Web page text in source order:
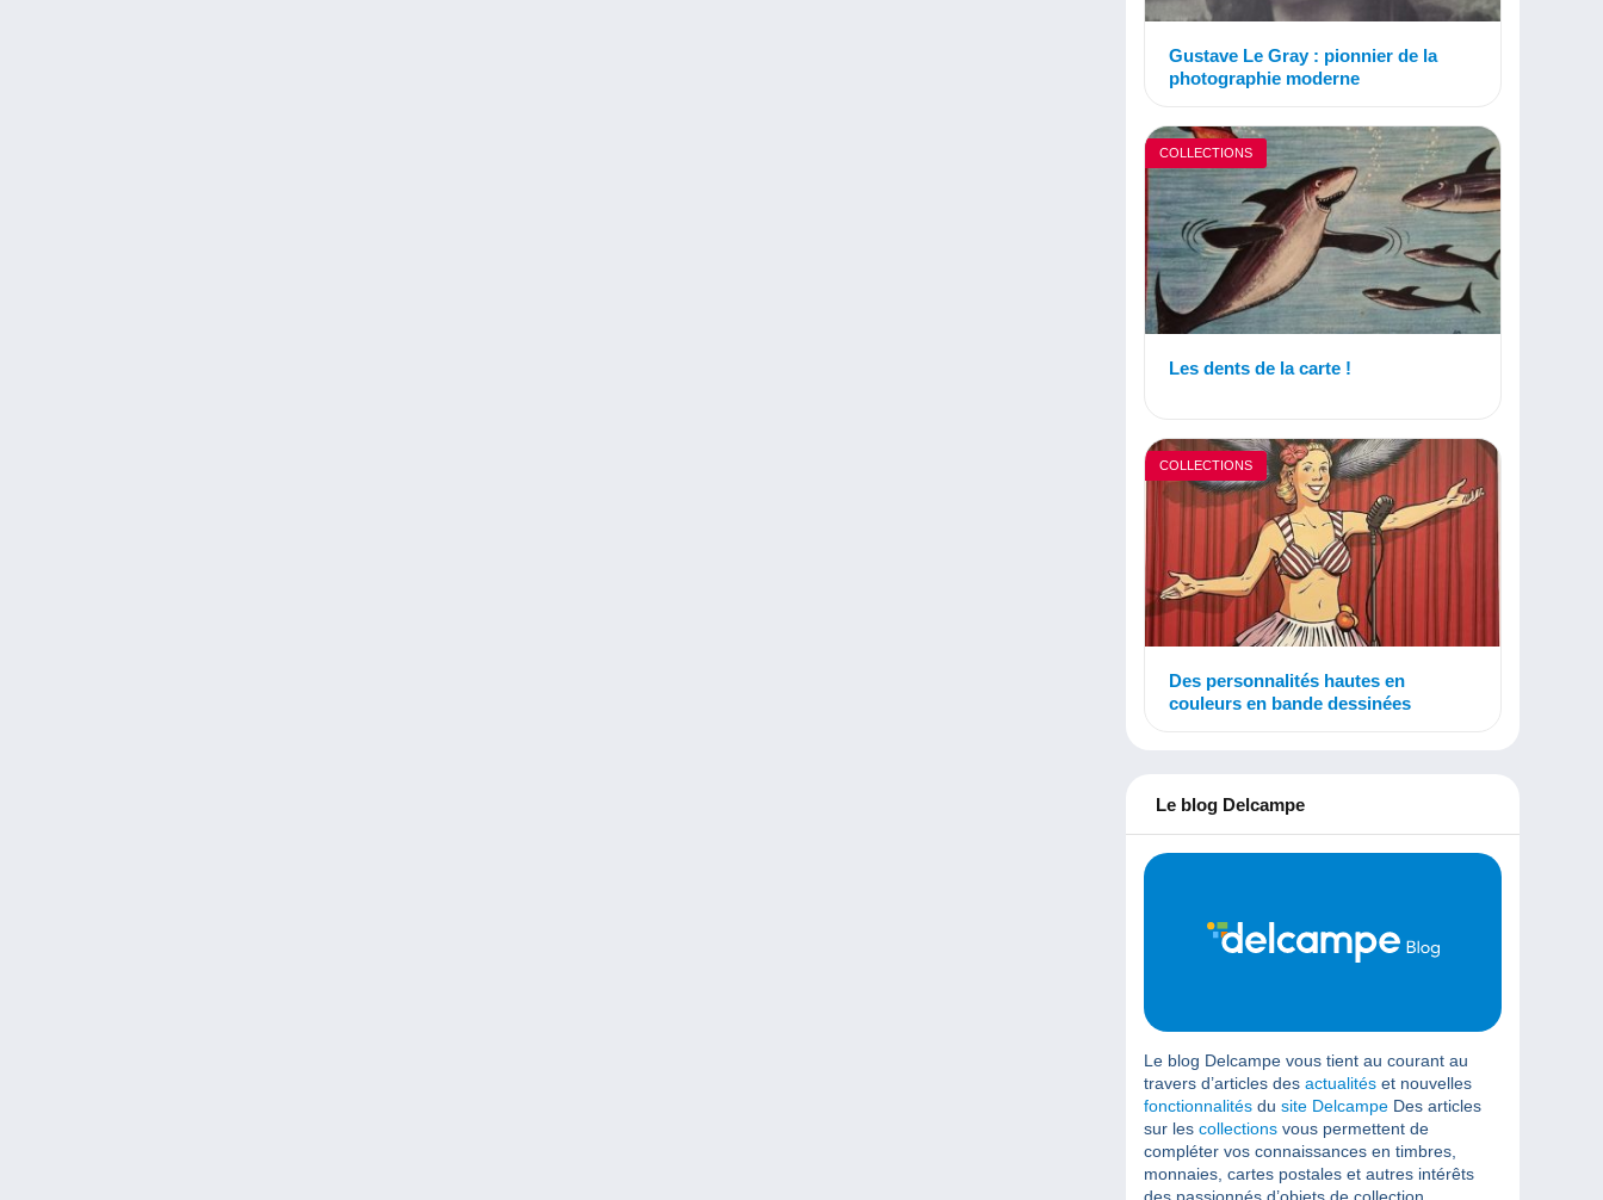
Gustave Le Gray : pionnier de la
photographie moderne
COLLECTIONS
Les dents de la carte !
COLLECTIONS
Des personnalités hautes en
couleurs en bande dessinées
Le blog Delcampe
Le blog Delcampe vous tient au courant au
travers d’articles des actualités et nouvelles
fonctionnalités du site Delcampe Des articles
sur les collections vous permettent de
compléter vos connaissances en timbres,
monnaies, cartes postales et autres intérêts